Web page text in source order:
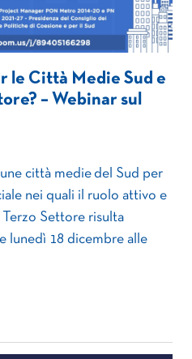
le Città Medie Sud e
– Webinar sul
città medie del Sud per
nei quali il ruolo attivo e
Settore risulta
lunedì 18 dicembre alle